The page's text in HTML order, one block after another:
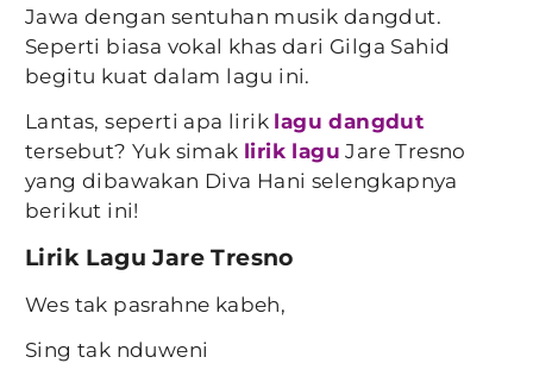
Jawa dengan sentuhan musik dangdut.
Seperti biasa vokal khas dari Gilga Sahid
begitu kuat dalam lagu ini.
Lantas, seperti apa lirik lagu dangdut
tersebut? Yuk simak lirik lagu Jare Tresno
yang dibawakan Diva Hani selengkapnya
berikut ini!
Lirik Lagu Jare Tresno
Wes tak pasrahne kabeh,
Sing tak nduweni